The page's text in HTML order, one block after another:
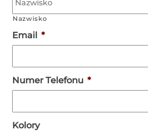
Nazwisko
Email *
Numer Telefonu *
Kolory